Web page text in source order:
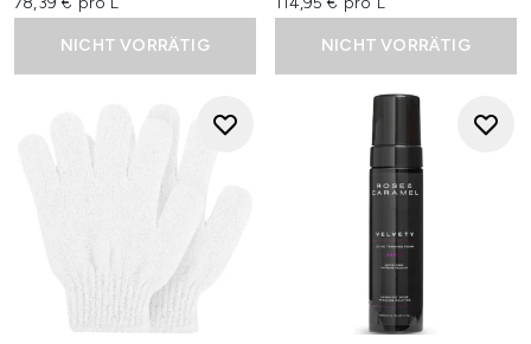
NICHT VORRÄTIG NICHT VORRÄTIG